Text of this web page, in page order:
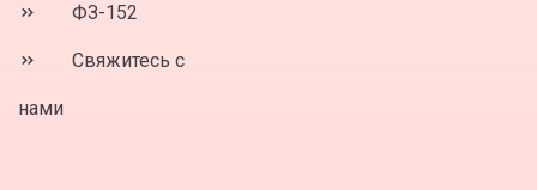
ФЗ-152
Свяжитесь с
нами